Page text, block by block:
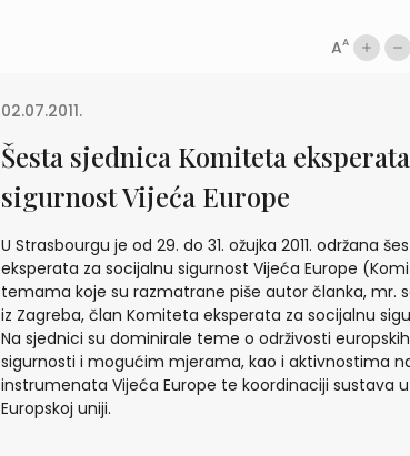
AA
02.07.2011.
Šesta sjednica Komiteta
sigurnost Vijeća Europe
U Strasbourgu je od 29. do 31. ožujka 2011. održana
eksperata za socijalnu sigurnost Vijeća Europe
temama koje su razmatrane piše autor članka, mr. sc.
iz Zagreba, član Komiteta eksperata za socijalnu
Na sjednici su dominirale teme o održivosti
sigurnosti i mogućim mjerama, kao i aktivnostima
instrumenata Vijeća Europe te koordinaciji sustava u
Europskoj uniji.